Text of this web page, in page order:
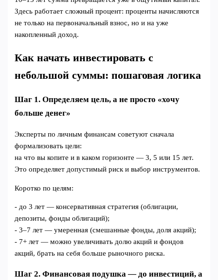
Здесь работает сложный процент: проценты начисляются
не только на первоначальный взнос, но и на уже
накопленный доход.
Как начать инвестировать с
небольшой суммы: пошаговая логика
Шаг 1. Определяем цель, а не просто «хочу
больше денег»
Эксперты по личным финансам советуют сначала
формализовать цели:
на что вы копите и в каком горизонте — 3, 5 или 15 лет.
Это определяет допустимый риск и выбор инструментов.
Коротко по целям:
- до 3 лет — консервативная стратегия (облигации,
депозиты, фонды облигаций);
- 3–7 лет — умеренная (смешанные фонды, доля акций);
- 7+ лет — можно увеличивать долю акций и фондов
акций, брать на себя больше рыночного риска.
Шаг 2. Финансовая подушка — до инвестиций, а